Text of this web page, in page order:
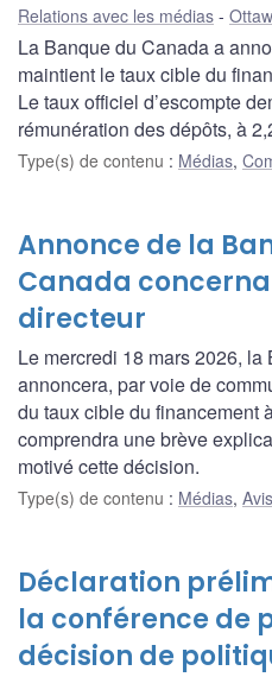
Relations avec les médias
La Banque du Canada a
maintient le taux cible du
Le taux officiel d’escompte
rémunération des dépôts, à
Type(s) de contenu : Médias,
Annonce de la
Canada
directeur
Le mercredi 18 mars 2026,
annoncera, par voie de
du taux cible du financement
comprendra une brève
motivé cette décision.
Type(s) de contenu : Médias,
Déclaration
la conférence de
décision de